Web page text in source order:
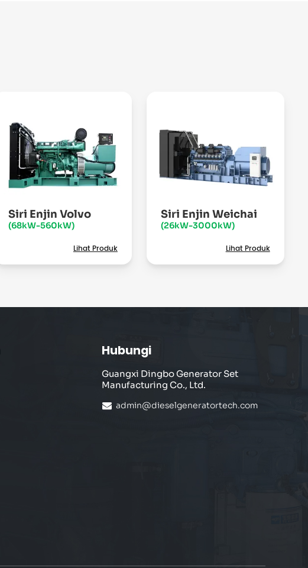
Siri Enjin Volvo
(68kW-560kW)
Lihat Produk
Siri Enjin Weichai
(26kW-3000kW)
Lihat Produk
Hubungi
Guangxi Dingbo Generator Set
Manufacturing Co., Ltd.
admin@dieselgeneratortech.com